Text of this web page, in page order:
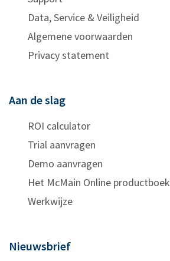
Data, Service & Veiligheid
Algemene voorwaarden
Privacy statement
Aan de slag
ROI calculator
Trial aanvragen
Demo aanvragen
Het McMain Online productboek
Werkwijze
Nieuwsbrief